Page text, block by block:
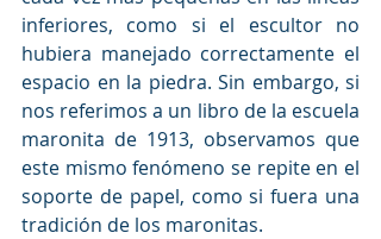
inferiores, como si el escultor no
hubiera manejado correctamente el
espacio en la piedra. Sin embargo, si
nos referimos a un libro de la escuela
maronita de 1913, observamos que
este mismo fenómeno se repite en el
soporte de papel, como si fuera una
tradición de los maronitas.